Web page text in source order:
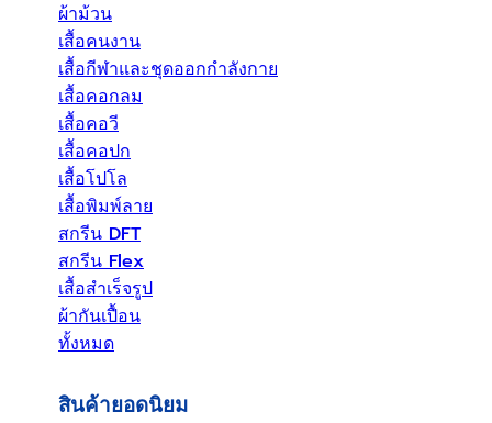
ผ้าม้วน
เสื้อคนงาน
เสื้อกีฬาและชุดออกกำลังกาย
เสื้อคอกลม
เสื้อคอวี
เสื้อคอปก
เสื้อโปโล
เสื้อพิมพ์ลาย
สกรีน DFT
สกรีน Flex
เสื้อสำเร็จรูป
ผ้ากันเปื้อน
ทั้งหมด
สินค้ายอดนิยม